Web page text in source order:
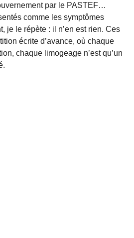
par le PASTEF…
comme les symptômes
je le répète : il n’en est rien. Ces
écrite d’avance, où chaque
chaque limogeage n’est qu’un